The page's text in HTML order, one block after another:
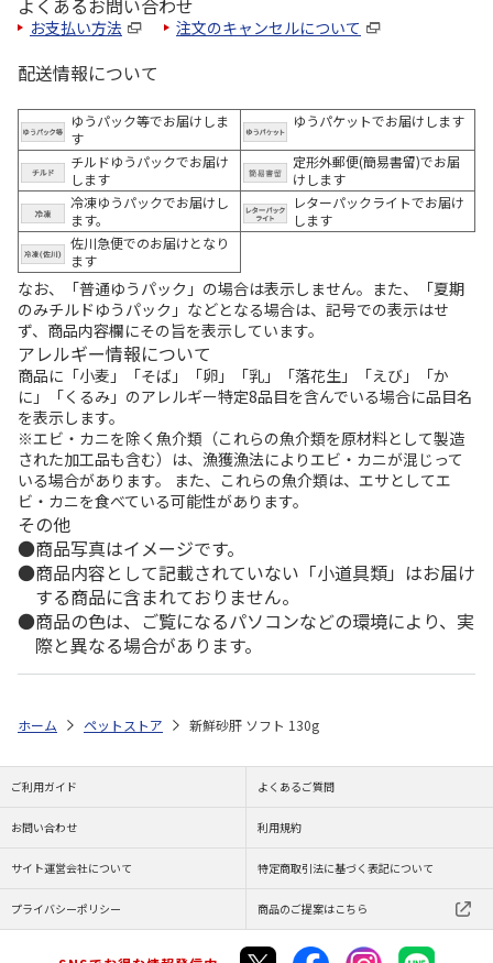
よくあるお問い合わせ
お支払い方法 注文のキャンセルについて
配送情報について
ゆうパック等でお届けしま
す
ゆうパケットでお届けします
チルドゆうパックでお届け
します
定形外郵便(簡易書留)でお届
けします
冷凍ゆうパックでお届けし
ます。
レターパックライトでお届け
します
佐川急便でのお届けとなり
ます
なお、「普通ゆうパック」の場合は表示しません。また、「夏期
のみチルドゆうパック」などとなる場合は、記号での表示はせ
ず、商品内容欄にその旨を表示しています。
アレルギー情報について
商品に「小麦」「そば」「卵」「乳」「落花生」「えび」「か
に」「くるみ」のアレルギー特定8品目を含んでいる場合に品目名
を表示します。
※エビ・カニを除く魚介類（これらの魚介類を原材料として製造
された加工品も含む）は、漁獲漁法によりエビ・カニが混じって
いる場合があります。 また、これらの魚介類は、エサとしてエ
ビ・カニを食べている可能性があります。
その他
商品写真はイメージです。
商品内容として記載されていない「小道具類」はお届け
する商品に含まれておりません。
商品の色は、ご覧になるパソコンなどの環境により、実
際と異なる場合があります。
ホーム ペットストア 新鮮砂肝 ソフト 130g
ご利用ガイド よくあるご質問
お問い合わせ 利用規約
サイト運営会社について 特定商取引法に基づく表記について
プライバシーポリシー 商品のご提案はこちら